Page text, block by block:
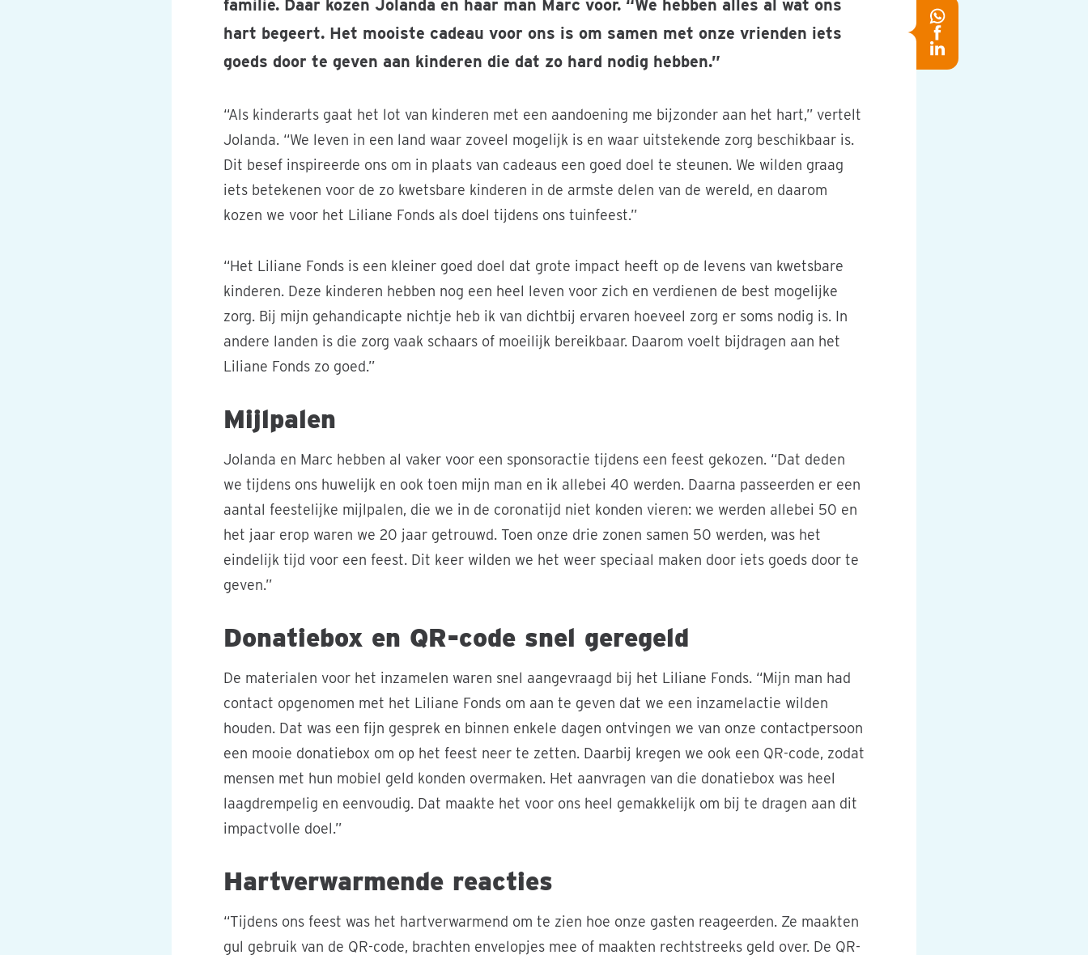
familie. Daar kozen Jolanda en haar man Marc voor. “We hebben alles al wat ons
hart begeert. Het mooiste cadeau voor ons is om samen met onze vrienden iets
goeds door te geven aan kinderen die dat zo hard nodig hebben.”
“Als kinderarts gaat het lot van kinderen met een aandoening me bijzonder aan het hart,” vertelt
Jolanda. “We leven in een land waar zoveel mogelijk is en waar uitstekende zorg beschikbaar is.
Dit besef inspireerde ons om in plaats van cadeaus een goed doel te steunen. We wilden graag
iets betekenen voor de zo kwetsbare kinderen in de armste delen van de wereld, en daarom
kozen we voor het Liliane Fonds als doel tijdens ons tuinfeest.”
“Het Liliane Fonds is een kleiner goed doel dat grote impact heeft op de levens van kwetsbare
kinderen. Deze kinderen hebben nog een heel leven voor zich en verdienen de best mogelijke
zorg. Bij mijn gehandicapte nichtje heb ik van dichtbij ervaren hoeveel zorg er soms nodig is. In
andere landen is die zorg vaak schaars of moeilijk bereikbaar. Daarom voelt bijdragen aan het
Liliane Fonds zo goed.”
Mijlpalen
Jolanda en Marc hebben al vaker voor een sponsoractie tijdens een feest gekozen. “Dat deden
we tijdens ons huwelijk en ook toen mijn man en ik allebei 40 werden. Daarna passeerden er een
aantal feestelijke mijlpalen, die we in de coronatijd niet konden vieren: we werden allebei 50 en
het jaar erop waren we 20 jaar getrouwd. Toen onze drie zonen samen 50 werden, was het
eindelijk tijd voor een feest. Dit keer wilden we het weer speciaal maken door iets goeds door te
geven.”
Donatiebox en QR-code snel geregeld
De materialen voor het inzamelen waren snel aangevraagd bij het Liliane Fonds. “Mijn man had
contact opgenomen met het Liliane Fonds om aan te geven dat we een inzamelactie wilden
houden. Dat was een fijn gesprek en binnen enkele dagen ontvingen we van onze contactpersoon
een mooie donatiebox om op het feest neer te zetten. Daarbij kregen we ook een QR-code, zodat
mensen met hun mobiel geld konden overmaken. Het aanvragen van die donatiebox was heel
laagdrempelig en eenvoudig. Dat maakte het voor ons heel gemakkelijk om bij te dragen aan dit
impactvolle doel.”
Hartverwarmende reacties
“Tijdens ons feest was het hartverwarmend om te zien hoe onze gasten reageerden. Ze maakten
gul gebruik van de QR-code, brachten envelopjes mee of maakten rechtstreeks geld over. De QR-
Deel
op
Whatsapp
Deel
Deel